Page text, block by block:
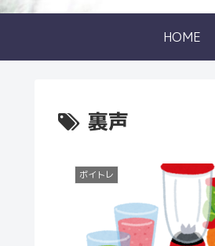
HOME
裏声
ボイトレ